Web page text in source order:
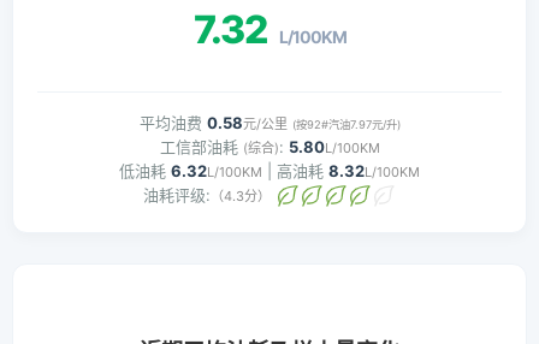
7.32 L/100KM
平均油费 0.58元/公里 (按92#汽油7.97元/升)
工信部油耗 (综合): 5.80L/100KM
低油耗 6.32L/100KM | 高油耗 8.32L/100KM
油耗评级: （4.3分）